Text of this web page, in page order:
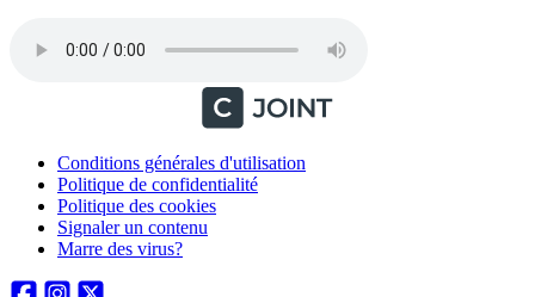
Conditions générales d'utilisation
Politique de confidentialité
Politique des cookies
Signaler un contenu
Marre des virus?